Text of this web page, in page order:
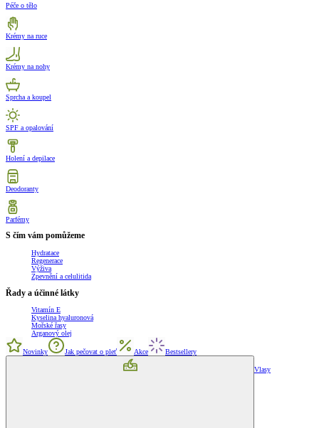
Péče o tělo
Krémy na ruce
Krémy na nohy
Sprcha a koupel
SPF a opalování
Holení a depilace
Deodoranty
Parfémy
S čím vám pomůžeme
Hydratace
Regenerace
Výživa
Zpevnění a celulitida
Řady a účinné látky
Vitamín E
Kyselina hyaluronová
Mořské řasy
Arganový olej
Novinky Jak pečovat o pleť Akce Bestsellery
Vlasy